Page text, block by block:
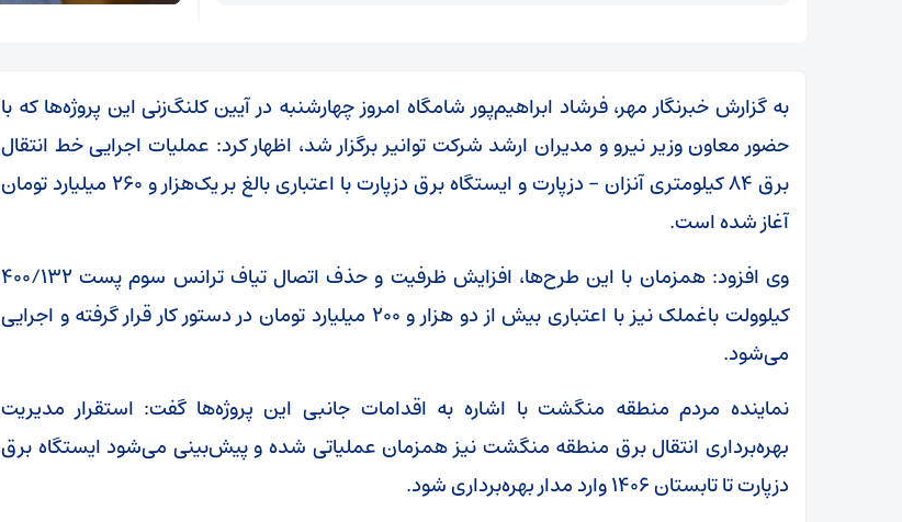
به گزارش خبرنگار مهر، فرشاد ابراهیم‌پور شامگاه امروز چهارشنبه در آیین کلنگ‌زنی این پروژه‌ها که با
حضور معاون وزیر نیرو و مدیران ارشد شرکت توانیر برگزار شد، اظهار کرد: عملیات اجرایی خط انتقال
برق ۸۴ کیلومتری آنزان – دزپارت و ایستگاه برق دزپارت با اعتباری بالغ بر یک‌هزار و ۲۶۰ میلیارد تومان
آغاز شده است.
وی افزود: همزمان با این طرح‌ها، افزایش ظرفیت و حذف اتصال تیاف ترانس سوم پست ۴۰۰/۱۳۲
کیلوولت باغملک نیز با اعتباری بیش از دو هزار و ۲۰۰ میلیارد تومان در دستور کار قرار گرفته و اجرایی
می‌شود.
نماینده مردم منطقه منگشت با اشاره به اقدامات جانبی این پروژه‌ها گفت: استقرار مدیریت
بهره‌برداری انتقال برق منطقه منگشت نیز همزمان عملیاتی شده و پیش‌بینی می‌شود ایستگاه برق
دزپارت تا تابستان ۱۴۰۶ وارد مدار بهره‌برداری شود.